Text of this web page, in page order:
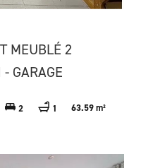
MEUBLÉ 2
GARAGE
2 1 63.59 m²